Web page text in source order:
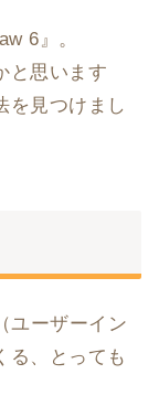
6』。
と思います
を見つけまし
ユーザーイン
る、とっても